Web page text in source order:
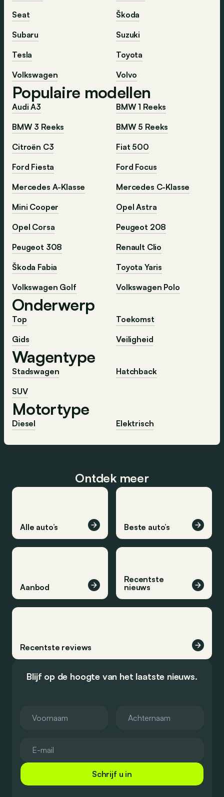
Seat
Škoda
Subaru
Suzuki
Tesla
Toyota
Volkswagen
Volvo
Populaire modellen
Audi A3
BMW 1 Reeks
BMW 3 Reeks
BMW 5 Reeks
Citroën C3
Fiat 500
Ford Fiesta
Ford Focus
Mercedes A-Klasse
Mercedes C-Klasse
Mini Cooper
Opel Astra
Opel Corsa
Peugeot 208
Peugeot 308
Renault Clio
Škoda Fabia
Toyota Yaris
Volkswagen Golf
Volkswagen Polo
Onderwerp
Top
Toekomst
Gids
Veiligheid
Wagentype
Stadswagen
Hatchback
SUV
Motortype
Diesel Elektrisch
Ontdek meer
Alle auto’s Beste auto’s
Aanbod
Recentste
nieuws
Recentste reviews
Blijf op de hoogte van het laatste nieuws.
Schrijf u in